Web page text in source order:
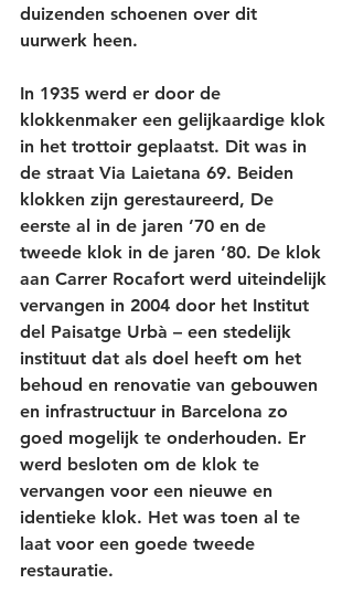
duizenden schoenen over dit
uurwerk heen.
In 1935 werd er door de
klokkenmaker een gelijkaardige klok
in het trottoir geplaatst. Dit was in
de straat Via Laietana 69. Beiden
klokken zijn gerestaureerd, De
eerste al in de jaren ’70 en de
tweede klok in de jaren ’80. De klok
aan Carrer Rocafort werd uiteindelijk
vervangen in 2004 door het Institut
del Paisatge Urbà – een stedelijk
instituut dat als doel heeft om het
behoud en renovatie van gebouwen
en infrastructuur in Barcelona zo
goed mogelijk te onderhouden. Er
werd besloten om de klok te
vervangen voor een nieuwe en
identieke klok. Het was toen al te
laat voor een goede tweede
restauratie.